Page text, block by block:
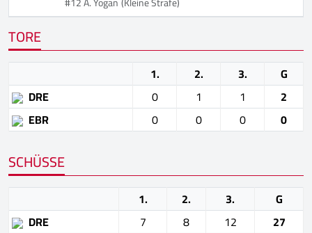
TORE
1. 2. 3.
G
DRE
0 1 1
2
EBR
0 0 0 0
SCHÜSSE
1. 2. 3.
G
DRE
7 8 12
27